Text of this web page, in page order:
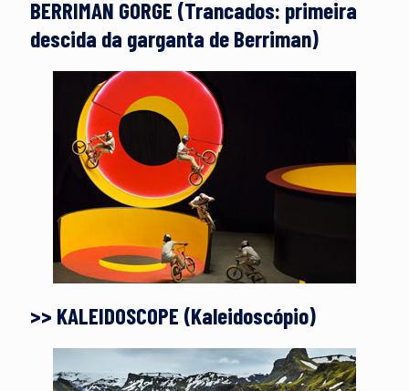
BERRIMAN GORGE (Trancados: primeira
descida da garganta de Berriman)
>> KALEIDOSCOPE (Kaleidoscópio)